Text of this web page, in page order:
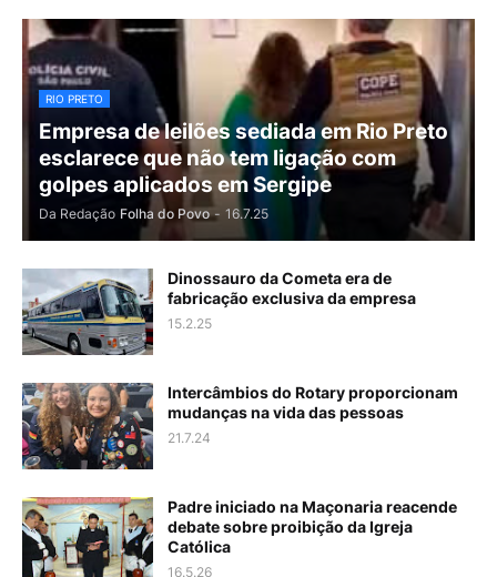
RIO PRETO
Empresa de leilões sediada em Rio Preto
esclarece que não tem ligação com
golpes aplicados em Sergipe
Da Redação Folha do Povo - 16.7.25
Dinossauro da Cometa era de
fabricação exclusiva da empresa
15.2.25
Intercâmbios do Rotary proporcionam
mudanças na vida das pessoas
21.7.24
Padre iniciado na Maçonaria reacende
debate sobre proibição da Igreja
Católica
16.5.26